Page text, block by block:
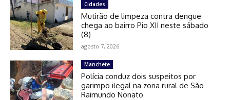
Cidades
Mutirão de limpeza contra dengue
chega ao bairro Pio XII neste sábado
(8)
agosto 7, 2026
Manchete
Polícia conduz dois suspeitos por
garimpo ilegal na zona rural de São
Raimundo Nonato